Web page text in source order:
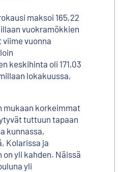
maksoi 165,22
vuokramökkien
vuonna
keskihinta oli 171,03
lokakuussa,
mukaan korkeimmat
tuttuun tapaan
kunnassa,
Kolarissa ja
yli kahden. Näissä
yli